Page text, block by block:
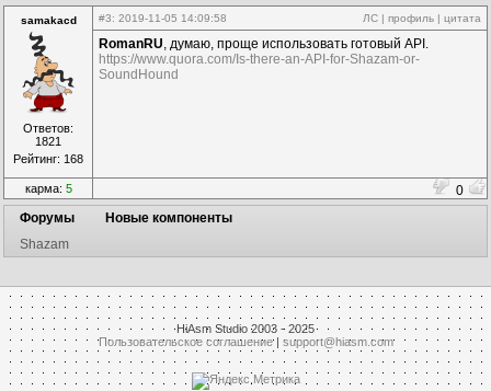
sаmakacd
Ответов:
1821
Рейтинг: 168
#3: 2019-11-05 14:09:58 ЛС | профиль | цитата
RomanRU, думаю, проще использовать готовый API.
https://www.quora.com/Is-there-an-API-for-Shazam-or-
SoundHound
карма: 5
0
Форумы
Новые компоненты
Shazam
HiAsm Studio 2003 - 2025
Пользовательское соглашение| support@hiasm.com